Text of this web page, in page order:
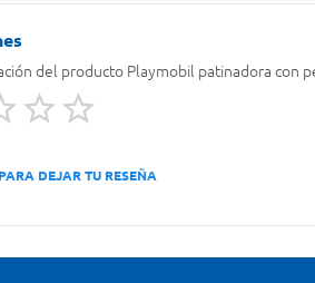
del producto Playmobil patinadora con
DEJAR TU RESEÑA